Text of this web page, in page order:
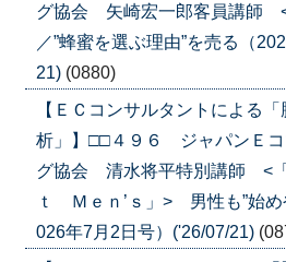
グ協会 矢崎宏一郎客員講師
／”蜂蜜を選ぶ理由”を売る（
21) (0880)
【ＥＣコンサルタントによる
析」】□□４９６ ジャパンＥコ
グ協会 清水将平特別講師 <「
ｔ Ｍｅｎ’ｓ」> 男性も”始め
026年7月2日号）('26/07/21)